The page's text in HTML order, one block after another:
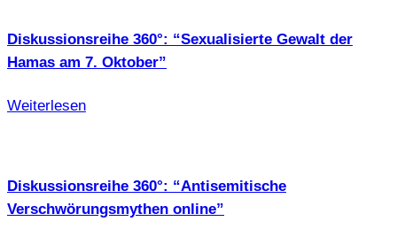
Diskussionsreihe 360°: “Sexualisierte Gewalt der
Hamas am 7. Oktober”
Weiterlesen
Diskussionsreihe 360°: “Antisemitische
Verschwörungsmythen online”